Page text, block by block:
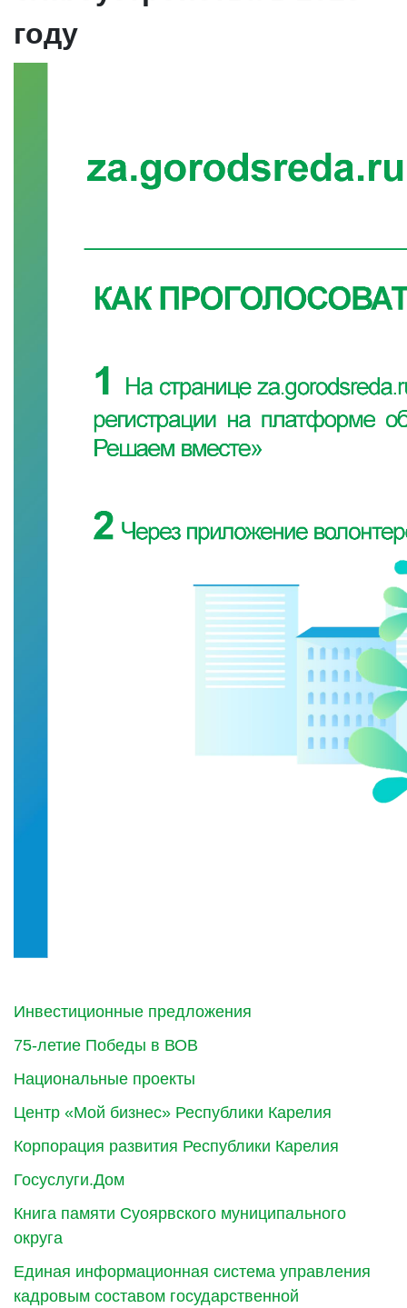
Инвестиционные предложения
75-летие Победы в ВОВ
Национальные проекты
Центр «Мой бизнес» Республики Карелия
Корпорация развития Республики Карелия
Госуслуги.Дом
Книга памяти Суоярвского муниципального
округа
Единая информационная система управления
кадровым составом государственной
году